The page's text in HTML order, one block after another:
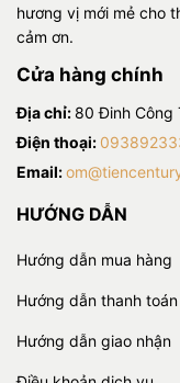
hương vị mới mẻ cho
cảm ơn.
Cửa hàng chính
Địa chỉ: 80 Đinh Công
Điện thoại:
Email:
HƯỚNG DẪN
Hướng dẫn mua hàng
Hướng dẫn thanh toán
Hướng dẫn giao nhận